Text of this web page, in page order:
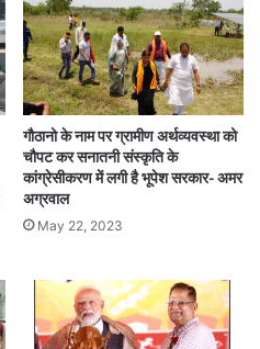
गौठानो के नाम पर ग्रामीण अर्थव्यवस्था को
चौपट कर सनातनी संस्कृति के
कांग्रेसीकरण में लगी है भूपेश सरकार- अमर
अग्रवाल
May 22, 2023